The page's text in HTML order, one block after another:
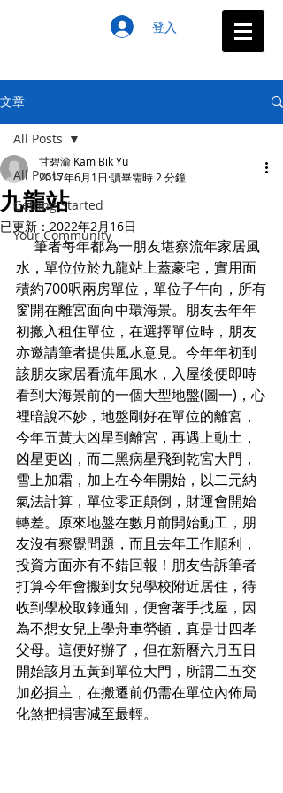
登入
文章
All Posts
Getting Started
Your Community
All Posts
九龍站
甘碧渝 Kam Bik Yu
2017年6月1日 讀畢需時 2 分鐘
已更新： 2022年2月16日
     筆者每年都為一朋友堪察流年家居風
水，單位位於九龍站上蓋豪宅，實用面
積約700呎兩房單位，單位子午向，所有
窗開在離宮面向中環海景。朋友去年年
初搬入租住單位，在選擇單位時，朋友
亦邀請筆者提供風水意見。今年年初到
該朋友家居看流年風水，入屋後便即時
看到大海景前的一個大型地盤(圖一)，心
裡暗說不妙，地盤剛好在單位的離宮，
今年五黃大凶星到離宮，再遇上動土，
凶星更凶，而二黑病星飛到乾宮大門，
雪上加霜，加上在今年開始，以二元納
氣法計算，單位零正顛倒，財運會開始
轉差。原來地盤在數月前開始動工，朋
友沒有察覺問題，而且去年工作順利，
投資方面亦有不錯回報！朋友告訴筆者
打算今年會搬到女兒學校附近居住，待
收到學校取錄通知，便會著手找屋，因
為不想女兒上學舟車勞頓，真是廿四孝
父母。這便好辦了，但在新曆六月五日
開始該月五黃到單位大門，所謂二五交
加必損主，在搬遷前仍需在單位內佈局
化煞把損害減至最輕。